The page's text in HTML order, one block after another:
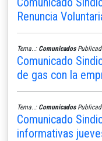
Renuncia
Tema..: Comunicados
Comunicado
de gas con la
Tema..: Comunicados
Comunicado
informativas